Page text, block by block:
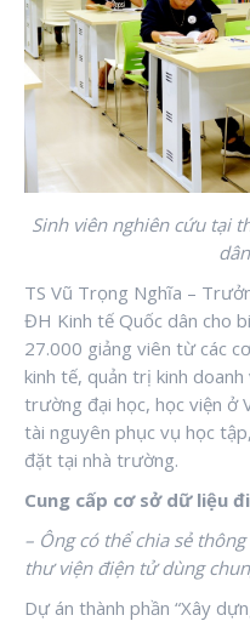
Sinh viên nghiên cứu tại
TS Vũ Trọng Nghĩa –
ĐH Kinh tế Quốc dân cho
27.000 giảng viên từ các
kinh tế, quản trị kinh
trường đại học, học viện ở
tài nguyên phục vụ học
đặt tại nhà trường.
Cung cấp cơ sở dữ liệu
– Ông có thể chia sẻ
thư viện điện tử dùng
Dự án thành phần “Xây